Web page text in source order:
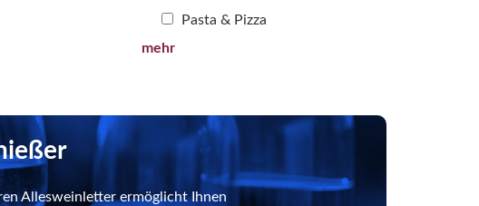
Pasta & Pizza
mehr
Allesweinletter ermöglicht Ihnen